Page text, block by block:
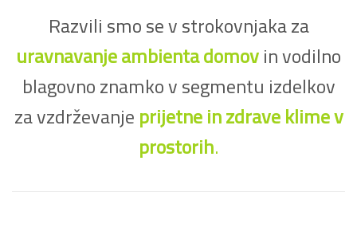
Razvili smo se v strokovnjaka za
uravnavanje ambienta domovin vodilno
blagovno znamko v segmentu izdelkov
za vzdrževanjeprijetne in zdrave klime v
prostorih.